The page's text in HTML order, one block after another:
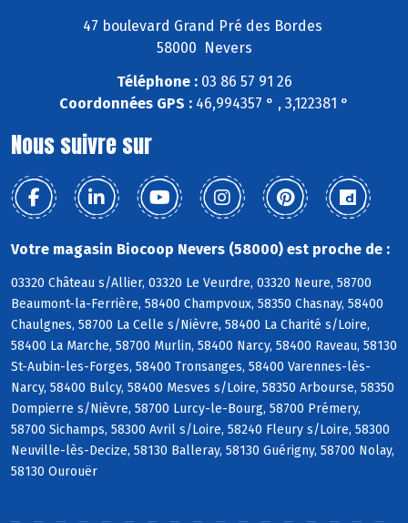
47 boulevard Grand Pré des Bordes
58000 Nevers
Téléphone :03 86 57 91 26
Coordonnées GPS : 46,994357 ° , 3,122381 °
Nous suivre sur
Votre magasin Biocoop Nevers (58000) est proche de :
03320 Château s/Allier, 03320 Le Veurdre, 03320 Neure, 58700
Beaumont-la-Ferrière, 58400 Champvoux, 58350 Chasnay, 58400
Chaulgnes, 58700 La Celle s/Nièvre, 58400 La Charité s/Loire,
58400 La Marche, 58700 Murlin, 58400 Narcy, 58400 Raveau, 58130
St-Aubin-les-Forges, 58400 Tronsanges, 58400 Varennes-lès-
Narcy, 58400 Bulcy, 58400 Mesves s/Loire, 58350 Arbourse, 58350
Dompierre s/Nièvre, 58700 Lurcy-le-Bourg, 58700 Prémery,
58700 Sichamps, 58300 Avril s/Loire, 58240 Fleury s/Loire, 58300
Neuville-lès-Decize, 58130 Balleray, 58130 Guérigny, 58700 Nolay,
58130 Ourouër